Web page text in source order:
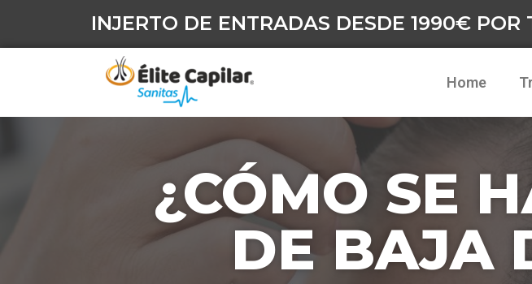
INJERTO DE ENTRADAS DESDE 1990€ POR
Home
¿CÓMO SE
DE BAJA